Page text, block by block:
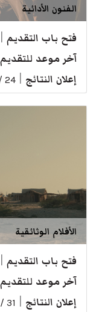
الفنون الأدائية
فتح باب التقديم
آخر موعد للتقديم
إعلان النتائج 24 / 8 / 2026
الأفلام الوثائقية
فتح باب التقديم
آخر موعد للتقديم
إعلان النتائج 31 / 8 / 2026